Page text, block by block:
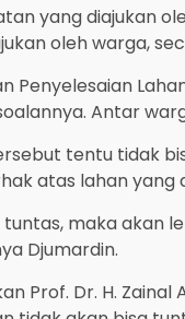
yang diajukan
oleh warga,
Penyelesaian
Antar
tentu tidak
atas lahan yang
tuntas, maka akan
Djumardin.
Prof. Dr. H.